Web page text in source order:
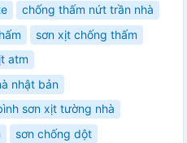
chống thấm nứt trần nhà
sơn xịt chống thấm
atm
nhật bản
sơn xịt tường nhà
sơn chống dột